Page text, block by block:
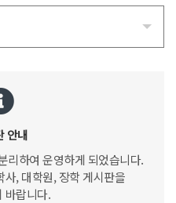
안내
리하여 운영하게 되었습니다.
, 대학원, 장학 게시판을
바랍니다.